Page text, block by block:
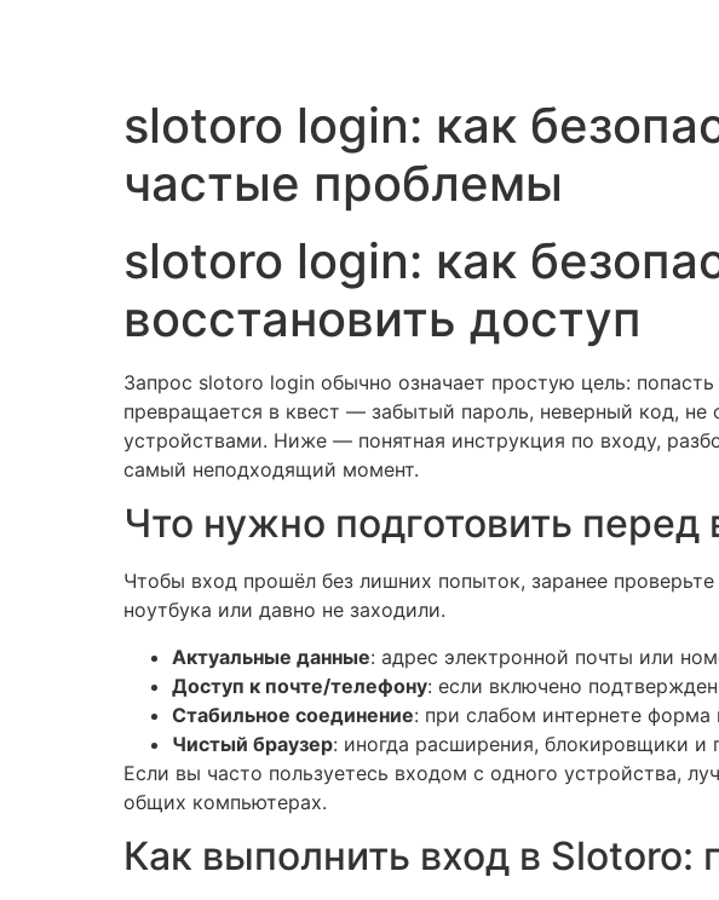
slotoro login: как
частые проблемы
slotoro login: как
восстановить доступ
Запрос slotoro login обычно означает простую цель:
превращается в квест — забытый пароль, неверный код,
устройствами. Ниже — понятная инструкция по входу,
самый неподходящий момент.
Что нужно подготовить перед
Чтобы вход прошёл без лишних попыток, заранее
ноутбука или давно не заходили.
Актуальные данные: адрес электронной почты или
Доступ к почте/телефону: если включено
Стабильное соединение: при слабом интернете
Чистый браузер: иногда расширения, блокировщики
Если вы часто пользуетесь входом с одного устройства,
общих компьютерах.
Как выполнить вход в Slotoro: